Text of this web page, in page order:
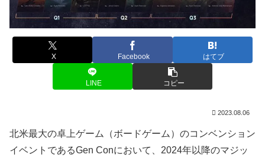
X Facebook はてブ
LINE コピー
2023.08.06
北米最大の卓上ゲーム（ボードゲーム）のコンベンション
イベントであるGen Conにおいて、2024年以降のマジッ